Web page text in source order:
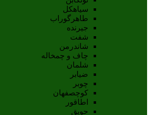
سیاهکل
طاهرگوراب
جیرنده
شفت
شاندرمن
چاف و چمخاله
شلمان
ضیابر
چوبر
کوچصفهان
اطاقور
حویق